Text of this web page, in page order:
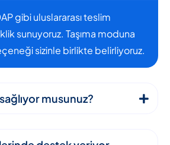
gibi uluslararası teslim
sunuyoruz. Taşıma moduna
sizinle birlikte belirliyoruz.
musunuz?